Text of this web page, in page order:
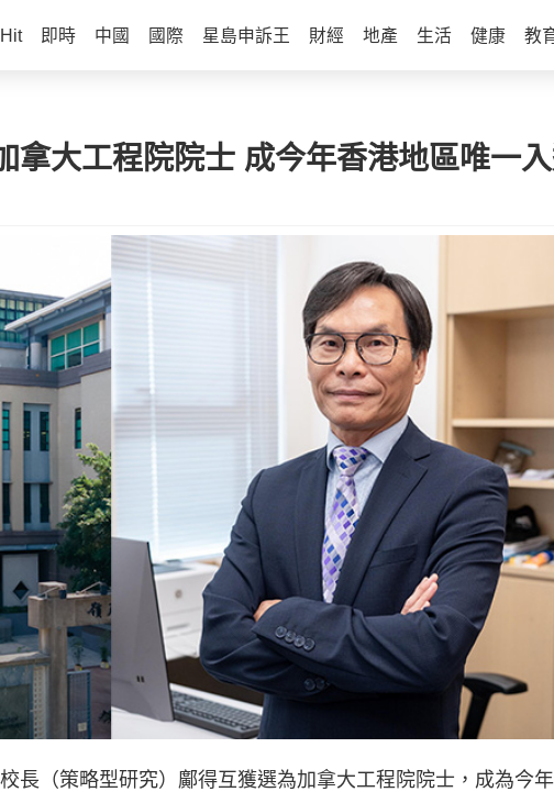
即時 中國 國際 星島申訴王 財經 地產 生活 健康 教
拿大工程院院士 成今年香港地區唯一
長（策略型研究）鄺得互獲選為加拿大工程院院士，成為今